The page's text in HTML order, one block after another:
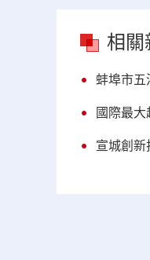
相關
蚌埠市五
國際最
宣城創新